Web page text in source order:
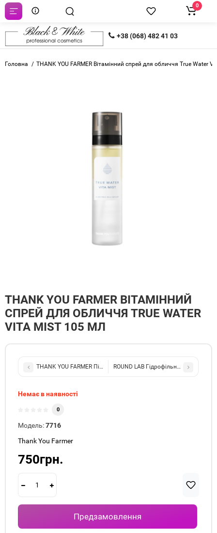
+38 (068) 482 41 03
0
Головна THANK YOU FARMER Вітамінний спрей для обличчя True Water
THANK YOU FARMER ВІТАМІННИЙ
СПРЕЙ ДЛЯ ОБЛИЧЧЯ TRUE WATER
VITA MIST 105 МЛ
THANK YOU FARMER Пінка для вмивання Pollufree™ 5.5 pH-
ROUND LAB Гідрофільна олія з
Немає в наявності
0
Модель:7716
Thank You Farmer
750грн.
Предзамовлення